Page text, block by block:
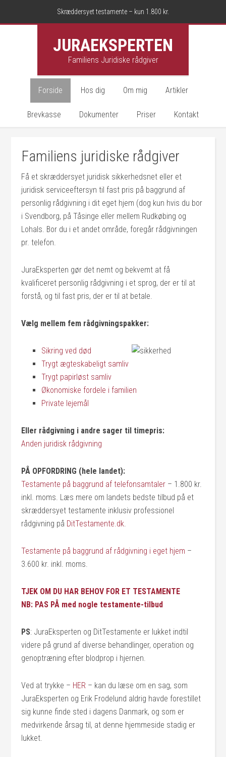
Skræddersyet testamente – kun 1.800 kr.
JURAEKSPERTEN
Familiens Juridiske rådgiver
Forside Hos dig Om mig Artikler
Brevkasse Dokumenter Priser Kontakt
Familiens juridiske rådgiver
Få et skræddersyet juridisk sikkerhedsnet eller et
juridisk serviceeftersyn til fast pris på baggrund af
personlig rådgivning i dit eget hjem (dog kun hvis du bor
i Svendborg, på Tåsinge eller mellem Rudkøbing og
Lohals. Bor du i et andet område, foregår rådgivningen
pr. telefon.
JuraEksperten gør det nemt og bekvemt at få
kvalificeret personlig rådgivning i et sprog, der er til at
forstå, og til fast pris, der er til at betale.
Vælg mellem fem rådgivningspakker:
Sikring ved død
Trygt ægteskabeligt samliv
Trygt papirløst samliv
Økonomiske fordele i familien
Private lejemål
Eller rådgivning i andre sager til timepris:
Anden juridisk rådgivning
PÅ OPFORDRING (hele landet):
Testamente på baggrund af telefonsamtaler – 1.800 kr.
inkl. moms. Læs mere om landets bedste tilbud på et
skræddersyet testamente inklusiv professionel
rådgivning på DitTestamente.dk.
Testamente på baggrund af rådgivning i eget hjem –
3.600 kr. inkl. moms.
TJEK OM DU HAR BEHOV FOR ET TESTAMENTE
NB: PAS PÅ med nogle testamente-tilbud
PS: JuraEksperten og DitTestamente er lukket indtil
videre på grund af diverse behandlinger, operation og
genoptræning efter blodprop i hjernen.
Ved at trykke – HER – kan du læse om en sag, som
JuraEksperten og Erik Frodelund aldrig havde forestillet
sig kunne finde sted i dagens Danmark, og som er
medvirkende årsag til, at denne hjemmeside stadig er
lukket.